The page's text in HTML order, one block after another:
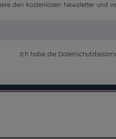
den kostenlosen Newsletter und
Ich habe die